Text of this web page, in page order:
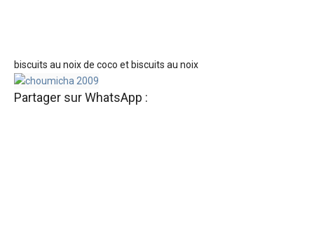
biscuits au noix de coco et biscuits au noix
Partager sur WhatsApp :